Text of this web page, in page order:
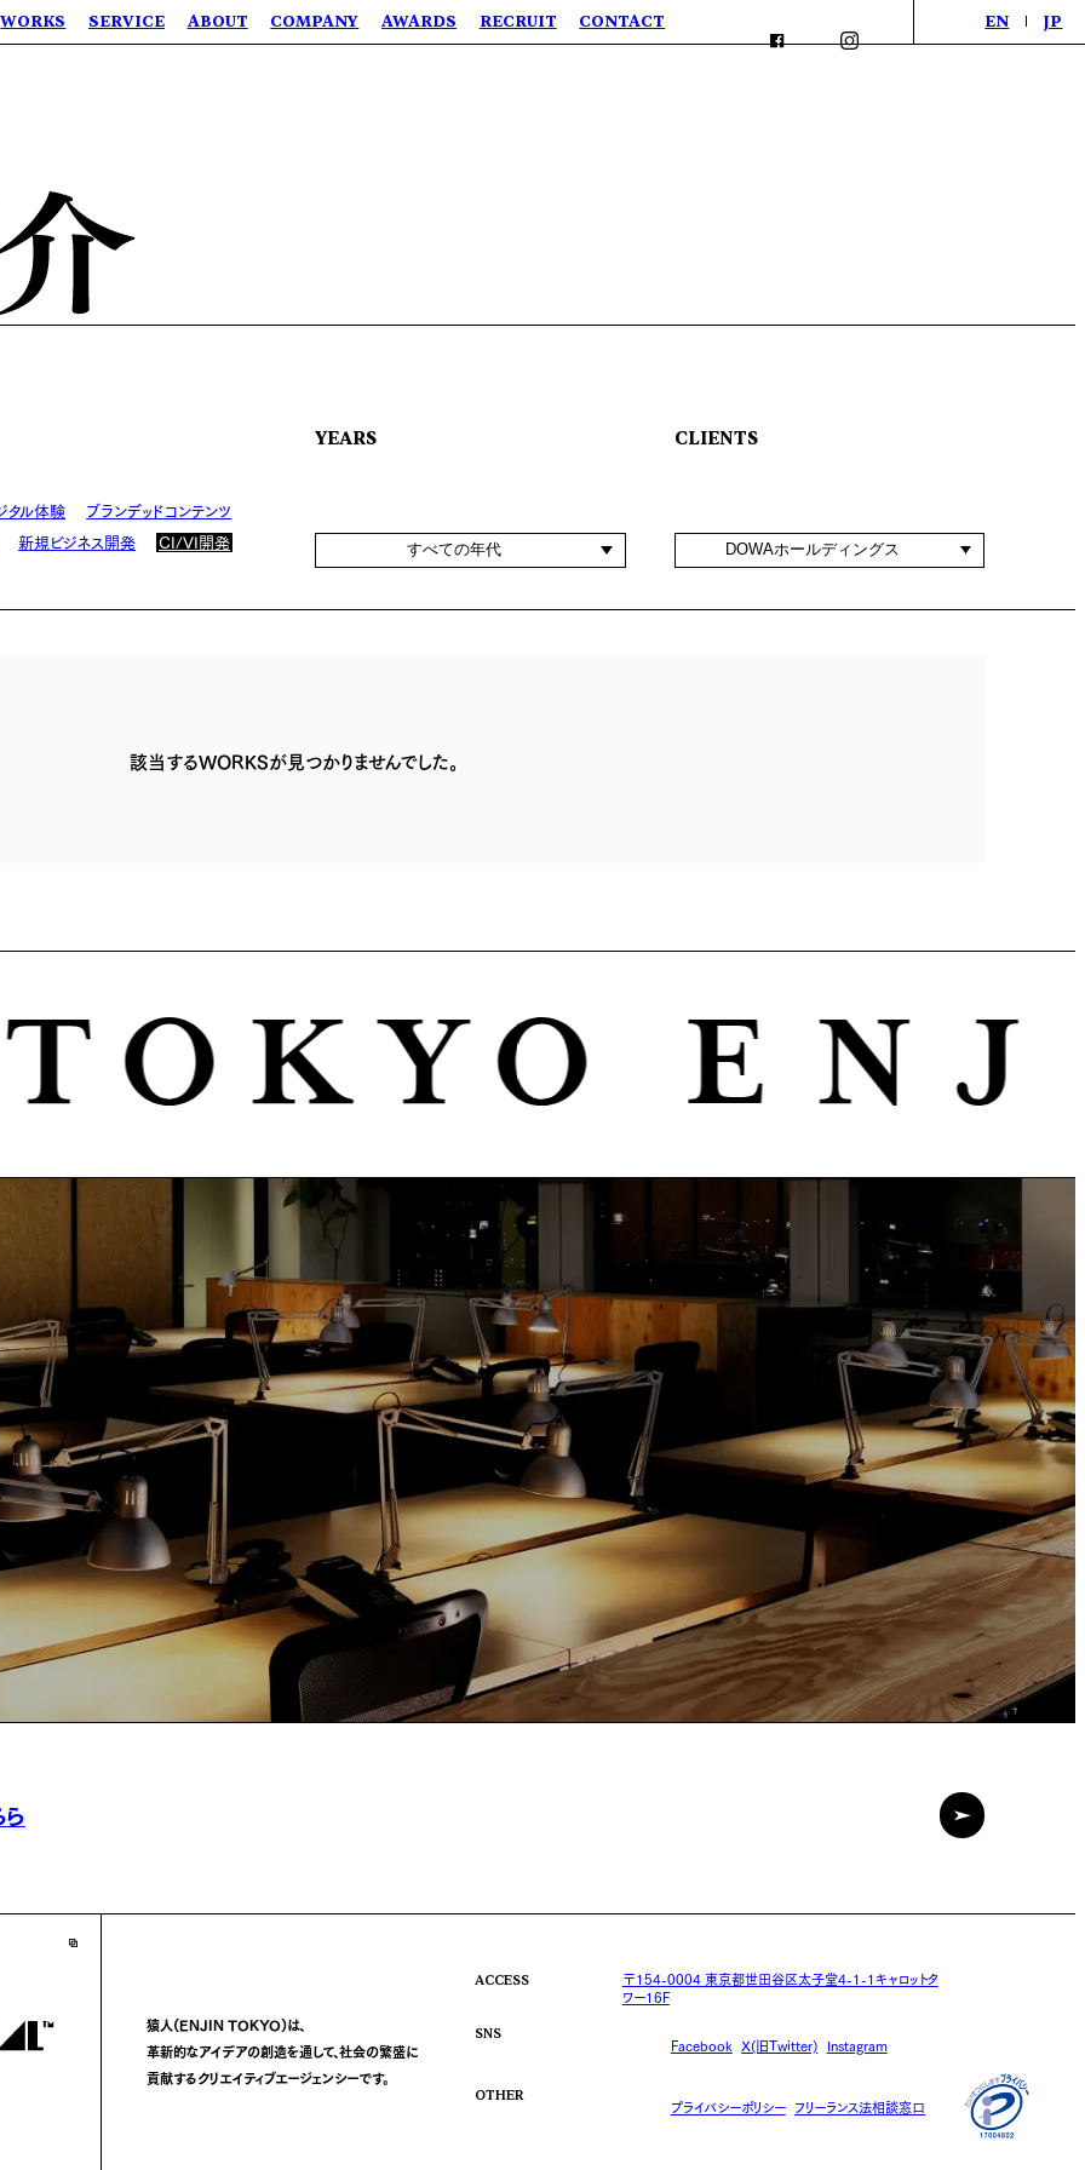
WORKS SERVICE ABOUT COMPANY AWARDS RECRUIT CONTACT EN JP
タル体験
ブランデッドコンテンツ
新規ビジネス開発 CI/VI開発
YEARS
すべての年代
CLIENTS
DOWAホールディングス
該当するWORKSが見つかりませんでした。
猿人(ENJIN TOKYO)は、
革新的なアイデアの創造を通して、社会の繁盛に
貢献するクリエイティブエージェンシーです。
ACCESS 〒154-0004東京都世田谷区太子堂4-1-1キャロットタ
ワー16F
SNS
Facebook X(旧Twitter) Instagram
OTHER
プライバシーポリシー フリーランス法相談窓口